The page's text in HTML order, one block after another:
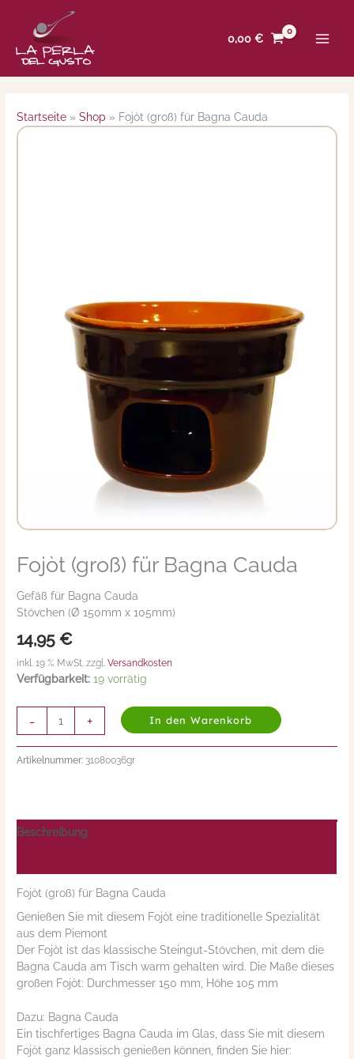
springen
0,00€
Startseite »Shop » Fojòt (groß) für Bagna Cauda
Fojòt (groß) für Bagna Cauda
Gefäß für Bagna Cauda
Stövchen (Ø 150mm x 105mm)
14,95€
inkl. 19 % MwSt. zzgl.Versandkosten
Verfügbarkeit: 19 vorrätig
-
Fojòt
(groß)
für
Bagna
Menge
+ In den Warenkorb
Artikelnummer: 31080036gr
Beschreibung
Fojòt (groß) für Bagna Cauda
Genießen Sie mit diesem Fojòt eine traditionelle Spezialität
aus dem Piemont
Der Fojòt ist das klassische Steingut-Stövchen, mit dem die
Bagna Cauda am Tisch warm gehalten wird. Die Maße dieses
großen Fojòt: Durchmesser 150 mm, Höhe 105 mm
Dazu: Bagna Cauda
Ein tischfertiges Bagna Cauda im Glas, dass Sie mit diesem
Fojòt ganz klassisch genießen können, finden Sie hier: